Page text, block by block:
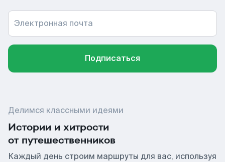
Электронная почта
Подписаться
Делимся классными идеями
Истории и хитрости
от путешественников
Каждый день строим маршруты для вас, используя